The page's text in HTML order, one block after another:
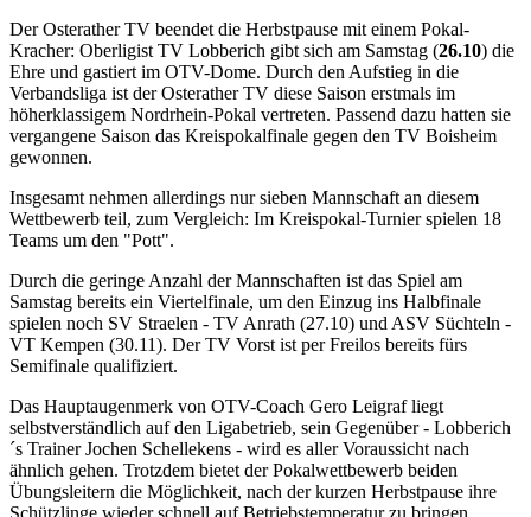
Der Osterather TV beendet die Herbstpause mit einem Pokal-
Kracher: Oberligist TV Lobberich gibt sich am Samstag (26.10) die
Ehre und gastiert im OTV-Dome. Durch den Aufstieg in die
Verbandsliga ist der Osterather TV diese Saison erstmals im
höherklassigem Nordrhein-Pokal vertreten. Passend dazu hatten sie
vergangene Saison das Kreispokalfinale gegen den TV Boisheim
gewonnen.
Insgesamt nehmen allerdings nur sieben Mannschaft an diesem
Wettbewerb teil, zum Vergleich: Im Kreispokal-Turnier spielen 18
Teams um den "Pott".
Durch die geringe Anzahl der Mannschaften ist das Spiel am
Samstag bereits ein Viertelfinale, um den Einzug ins Halbfinale
spielen noch SV Straelen - TV Anrath (27.10) und ASV Süchteln -
VT Kempen (30.11). Der TV Vorst ist per Freilos bereits fürs
Semifinale qualifiziert.
Das Hauptaugenmerk von OTV-Coach Gero Leigraf liegt
selbstverständlich auf den Ligabetrieb, sein Gegenüber - Lobberich
´s Trainer Jochen Schellekens - wird es aller Voraussicht nach
ähnlich gehen. Trotzdem bietet der Pokalwettbewerb beiden
Übungsleitern die Möglichkeit, nach der kurzen Herbstpause ihre
Schützlinge wieder schnell auf Betriebstemperatur zu bringen.